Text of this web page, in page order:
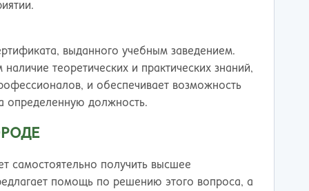
выданного учебным заведением.
теоретических и практических знаний,
и обеспечивает возможность
определенную должность.
самостоятельно получить высшее
помощь по решению этого вопроса, а